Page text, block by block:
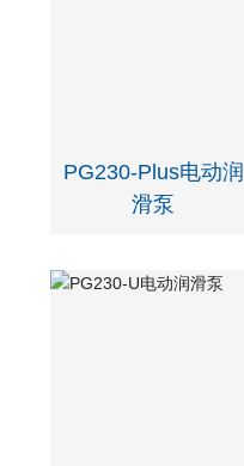
PG230-Plus电动润
滑泵